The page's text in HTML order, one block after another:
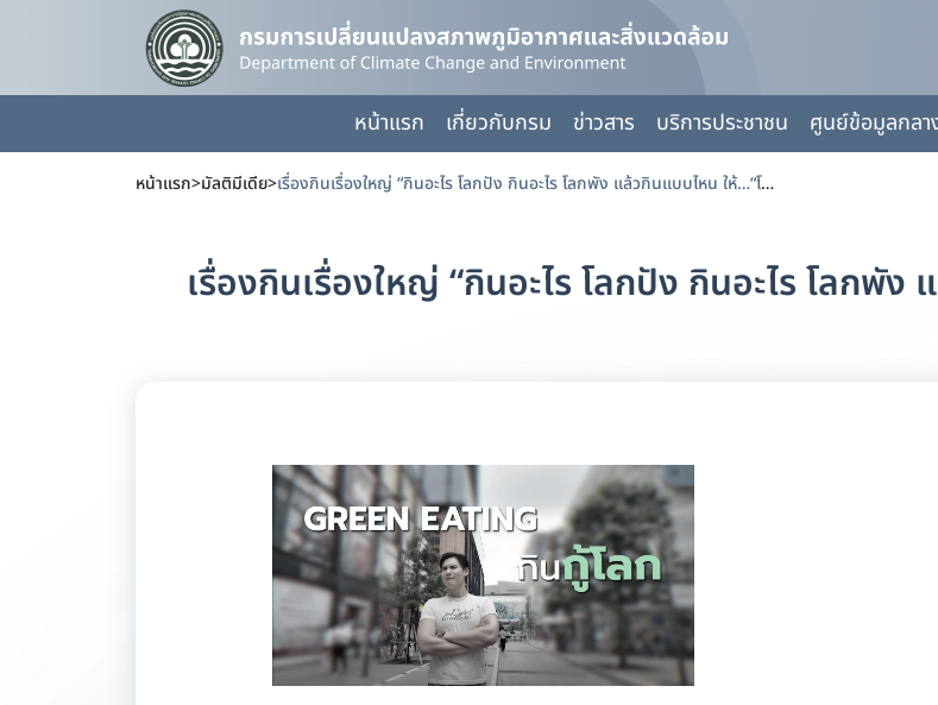
หน้าแรก เกี่ยวกับกรม ข่าวสาร บริการประชาชน ศูนย์ข้อมูลกลา
หน้าแรก>มัลติมีเดีย> เรื่องกินเรื่องใหญ่ “กินอะไร โลกปัง กินอะไร โลกพัง แล้วกินแบบไหน ให้…“โลกไม่ร้อน”?
เรื่องกินเรื่องใหญ่ “กินอะไร โลกปัง กินอะไร โลกพัง